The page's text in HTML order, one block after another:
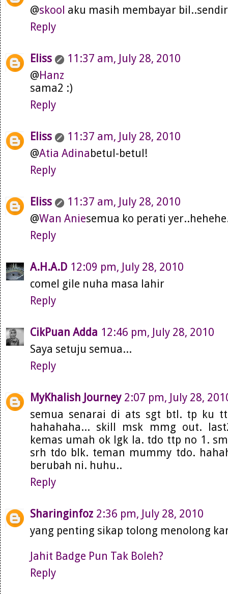
@skool aku masih membayar
Reply
Eliss
11:37 am, July 28, 2010
@Hanz
sama2 :)
Reply
Eliss
11:37 am, July 28, 2010
@Atia Adinabetul-betul!
Reply
Eliss
11:37 am, July 28, 2010
@Wan Aniesemua ko perati
Reply
A.H.A.D 12:09 pm, July 28, 2010
comel gile nuha masa lahir
Reply
CikPuan Adda 12:46 pm, July 28, 2010
Saya setuju semua...
Reply
MyKhalish Journey 2:07 pm, July 28,
semua senarai di ats sgt btl. tp ku
hahahaha... skill msk mmg out.
kemas umah ok lgk la. tdo ttp no 1.
srh tdo blk. teman mummy tdo.
berubah ni. huhu..
Reply
Sharinginfoz 2:36 pm, July 28, 2010
yang penting sikap tolong menolong
Jahit Badge Pun Tak Boleh?
Reply